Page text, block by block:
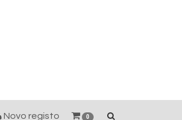
0
Novo registo